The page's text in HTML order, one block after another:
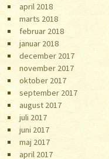
april 2018
marts 2018
februar 2018
januar 2018
december 2017
november 2017
oktober 2017
september 2017
august 2017
juli 2017
juni 2017
maj 2017
april 2017